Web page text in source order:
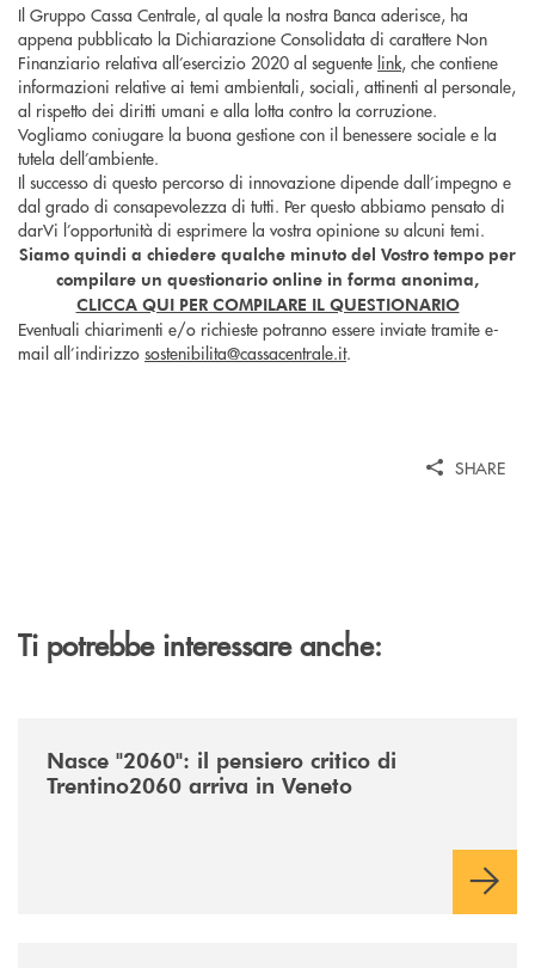
Il Gruppo Cassa Centrale, al quale la nostra Banca aderisce, ha
appena pubblicato la Dichiarazione Consolidata di carattere Non
Finanziario relativa all’esercizio 2020 al seguente link, che contiene
informazioni relative ai temi ambientali, sociali, attinenti al personale,
al rispetto dei diritti umani e alla lotta contro la corruzione.
Vogliamo coniugare la buona gestione con il benessere sociale e la
tutela dell’ambiente.
Il successo di questo percorso di innovazione dipende dall’impegno e
dal grado di consapevolezza di tutti. Per questo abbiamo pensato di
darVi l’opportunità di esprimere la vostra opinione su alcuni temi.
Siamo quindi a chiedere qualche minuto del Vostro tempo per
compilare un questionario online in forma anonima,
CLICCA QUI PER COMPILARE IL QUESTIONARIO
Eventuali chiarimenti e/o richieste potranno essere inviate tramite e-
mail all’indirizzo sostenibilita@cassacentrale.it.
SHARE
Ti potrebbe interessare anche:
Nasce "2060": il pensiero critico di
Trentino2060 arriva in Veneto